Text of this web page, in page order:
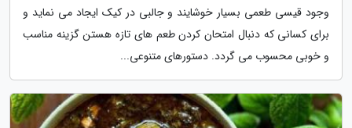
وجود قیسی طعمی بسیار خوشایند و جالبی در کیک ایجاد می نماید و
برای کسانی که دنبال امتحان کردن طعم های تازه هستن گزینه مناسب
و خوبی محسوب می گردد. دستورهای متنوعی...